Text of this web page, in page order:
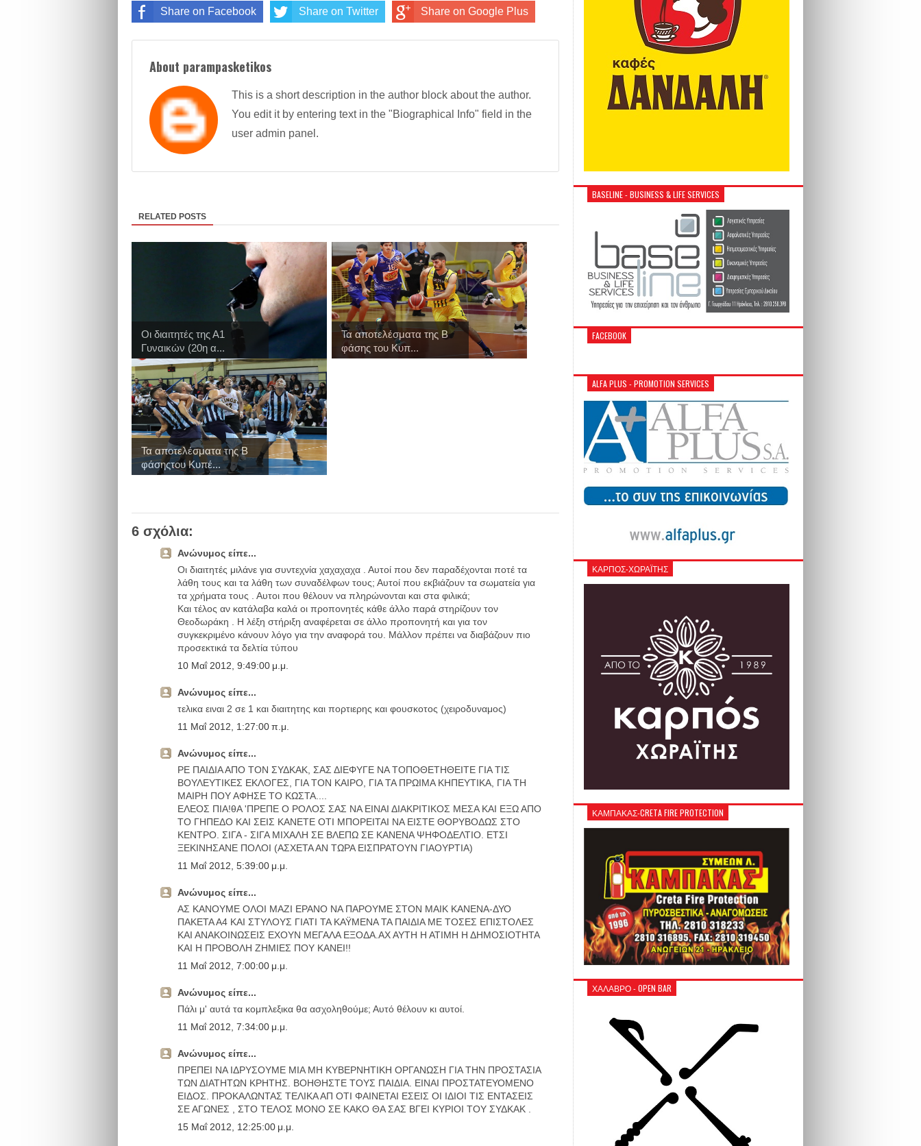
Share on Facebook Share on Twitter Share on Google Plus
About parampasketikos
This is a short description in the author block about the author.
You edit it by entering text in the "Biographical Info" field in the
user admin panel.
RELATED POSTS
Οι διαιτητές της Α1
Γυναικών (20η α...
Τα αποτελέσματα της Β
φάσης του Κυπ...
Τα αποτελέσματα της Β
φάσηςτου Κυπέ...
6 σχόλια:
Ανώνυμος είπε...
Οι διαιτητές μιλάνε για συντεχνία χαχαχαχα . Αυτοί που δεν παραδέχονται ποτέ τα
λάθη τους και τα λάθη των συναδέλφων τους; Αυτοί που εκβιάζουν τα σωματεία για
τα χρήματα τους . Αυτοι που θέλουν να πληρώνονται και στα φιλικά;
Και τέλος αν κατάλαβα καλά οι προπονητές κάθε άλλο παρά στηρίζουν τον
Θεοδωράκη . Η λέξη στήριξη αναφέρεται σε άλλο προπονητή και για τον
συγκεκριμένο κάνουν λόγο για την αναφορά του. Μάλλον πρέπει να διαβάζουν πιο
προσεκτικά τα δελτία τύπου
10 Μαΐ 2012, 9:49:00 μ.μ.
Ανώνυμος είπε...
τελικα ειναι 2 σε 1 και διαιτητης και πορτιερης και φουσκοτος (χειροδυναμος)
11 Μαΐ 2012, 1:27:00 π.μ.
Ανώνυμος είπε...
ΡΕ ΠΑΙΔΙΑ ΑΠΟ ΤΟΝ ΣΥΔΚΑΚ, ΣΑΣ ΔΙΕΦΥΓΕ ΝΑ ΤΟΠΟΘΕΤΗΘΕΙΤΕ ΓΙΑ ΤΙΣ
ΒΟΥΛΕΥΤΙΚΕΣ ΕΚΛΟΓΕΣ, ΓΙΑ ΤΟΝ ΚΑΙΡΟ, ΓΙΑ ΤΑ ΠΡΩΙΜΑ ΚΗΠΕΥΤΙΚΑ, ΓΙΑ ΤΗ
ΜΑΙΡΗ ΠΟΥ ΑΦΗΣΕ ΤΟ ΚΩΣΤΑ....
ΕΛΕΟΣ ΠΙΑ!θΑ 'ΠΡΕΠΕ Ο ΡΟΛΟΣ ΣΑΣ ΝΑ ΕΙΝΑΙ ΔΙΑΚΡΙΤΙΚΟΣ ΜΕΣΑ ΚΑΙ ΕΞΩ ΑΠΟ
ΤΟ ΓΗΠΕΔΟ ΚΑΙ ΣΕΙΣ ΚΑΝΕΤΕ ΟΤΙ ΜΠΟΡΕΙΤΑΙ ΝΑ ΕΙΣΤΕ ΘΟΡΥΒΟΔΩΣ ΣΤΟ
ΚΕΝΤΡΟ. ΣΙΓΑ - ΣΙΓΑ ΜΙΧΑΛΗ ΣΕ ΒΛΕΠΩ ΣΕ ΚΑΝΕΝΑ ΨΗΦΟΔΕΛΤΙΟ. ΕΤΣΙ
ΞΕΚΙΝΗΣΑΝΕ ΠΟΛΟΙ (ΑΣΧΕΤΑ ΑΝ ΤΩΡΑ ΕΙΣΠΡΑΤΟΥΝ ΓΙΑΟΥΡΤΙΑ)
11 Μαΐ 2012, 5:39:00 μ.μ.
Ανώνυμος είπε...
ΑΣ ΚΑΝΟΥΜΕ ΟΛΟΙ ΜΑΖΙ ΕΡΑΝΟ ΝΑ ΠΑΡΟΥΜΕ ΣΤΟΝ ΜΑΙΚ ΚΑΝΕΝΑ-ΔΥΟ
ΠΑΚΕΤΑ Α4 ΚΑΙ ΣΤΥΛΟΥΣ ΓΙΑΤΙ ΤΑ ΚΑΫΜΕΝΑ ΤΑ ΠΑΙΔΙΑ ΜΕ ΤΟΣΕΣ ΕΠΙΣΤΟΛΕΣ
ΚΑΙ ΑΝΑΚΟΙΝΩΣΕΙΣ ΕΧΟΥΝ ΜΕΓΑΛΑ ΕΞΟΔΑ.ΑΧ ΑΥΤΗ Η ΑΤΙΜΗ Η ΔΗΜΟΣΙΟΤΗΤΑ
ΚΑΙ Η ΠΡΟΒΟΛΗ ΖΗΜΙΕΣ ΠΟΥ ΚΑΝΕΙ!!
11 Μαΐ 2012, 7:00:00 μ.μ.
Ανώνυμος είπε...
Πάλι μ' αυτά τα κομπλεξικα θα ασχοληθούμε; Αυτό θέλουν κι αυτοί.
11 Μαΐ 2012, 7:34:00 μ.μ.
Ανώνυμος είπε...
ΠΡΕΠΕΙ ΝΑ ΙΔΡΥΣΟΥΜΕ ΜΙΑ ΜΗ ΚΥΒΕΡΝΗΤΙΚΗ ΟΡΓΑΝΩΣΗ ΓΙΑ ΤΗΝ ΠΡΟΣΤΑΣΙΑ
ΤΩΝ ΔΙΑΤΗΤΩΝ ΚΡΗΤΗΣ. ΒΟΗΘΗΣΤΕ ΤΟΥΣ ΠΑΙΔΙΑ. ΕΙΝΑΙ ΠΡΟΣΤΑΤΕΥΟΜΕΝΟ
ΕΙΔΟΣ. ΠΡΟΚΑΛΩΝΤΑΣ ΤΕΛΙΚΑ ΑΠ ΟΤΙ ΦΑΙΝΕΤΑΙ ΕΣΕΙΣ ΟΙ ΙΔΙΟΙ ΤΙΣ ΕΝΤΑΣΕΙΣ
ΣΕ ΑΓΩΝΕΣ , ΣΤΟ ΤΕΛΟΣ ΜΟΝΟ ΣΕ ΚΑΚΟ ΘΑ ΣΑΣ ΒΓΕΙ ΚΥΡΙΟΙ ΤΟΥ ΣΥΔΚΑΚ .
15 Μαΐ 2012, 12:25:00 μ.μ.
BASELINE - BUSINESS & LIFE SERVICES
FACEBOOK
ALFA PLUS - PROMOTION SERVICES
ΚΑΡΠΟΣ-ΧΩΡΑΪΤΗΣ
ΚΑΜΠΑΚΑΣ-CRETA FIRE PROTECTION
ΧΑΛΑΒΡΟ - OPEN BAR